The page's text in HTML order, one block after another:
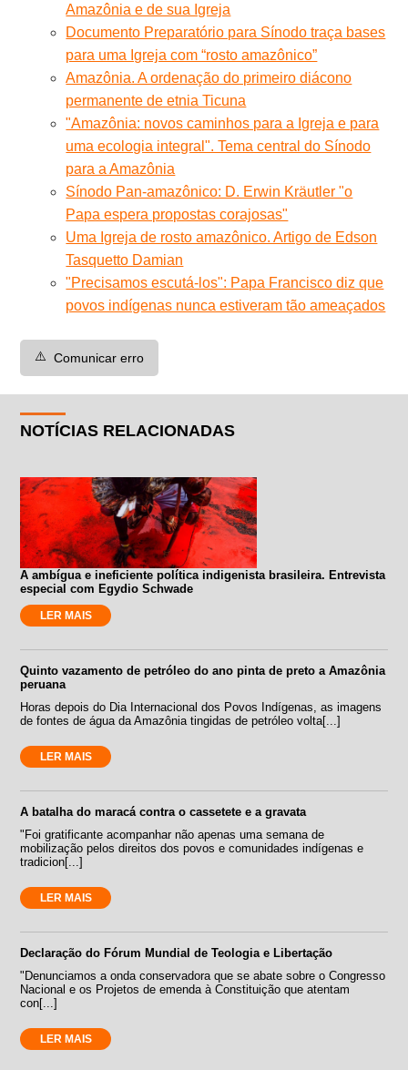
Amazônia e de sua Igreja
Documento Preparatório para Sínodo traça bases
para uma Igreja com “rosto amazônico”
Amazônia. A ordenação do primeiro diácono
permanente de etnia Ticuna
"Amazônia: novos caminhos para a Igreja e para
uma ecologia integral". Tema central do Sínodo
para a Amazônia
Sínodo Pan-amazônico: D. Erwin Kräutler "o
Papa espera propostas corajosas"
Uma Igreja de rosto amazônico. Artigo de Edson
Tasquetto Damian
"Precisamos escutá-los": Papa Francisco diz que
povos indígenas nunca estiveram tão ameaçados
⚠️ Comunicar erro
NOTÍCIAS RELACIONADAS
A ambígua e ineficiente política indigenista brasileira. Entrevista
especial com Egydio Schwade
LER MAIS
Quinto vazamento de petróleo do ano pinta de preto a Amazônia
peruana
Horas depois do Dia Internacional dos Povos Indígenas, as imagens
de fontes de água da Amazônia tingidas de petróleo volta[...]
LER MAIS
A batalha do maracá contra o cassetete e a gravata
"Foi gratificante acompanhar não apenas uma semana de
mobilização pelos direitos dos povos e comunidades indígenas e
tradicion[...]
LER MAIS
Declaração do Fórum Mundial de Teologia e Libertação
"Denunciamos a onda conservadora que se abate sobre o Congresso
Nacional e os Projetos de emenda à Constituição que atentam
con[...]
LER MAIS